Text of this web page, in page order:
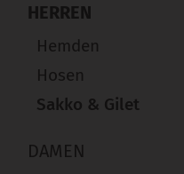
HERREN
Hemden
Hosen
Sakko & Gilet
DAMEN